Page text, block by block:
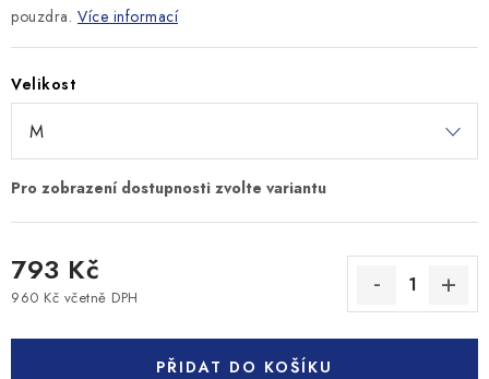
pouzdra. Více informací
Velikost
793 Kč
960 Kč včetně DPH
PŘIDAT DO KOŠÍKU